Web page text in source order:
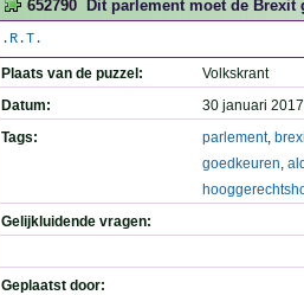
652790 Dit parlement moet de Brexit
.R.T.
Plaats van de puzzel:
Volkskrant
Datum:
30 januari
Tags:
parlement,
goedkeuren,
Gelijkluidende vragen:
Geplaatst door: